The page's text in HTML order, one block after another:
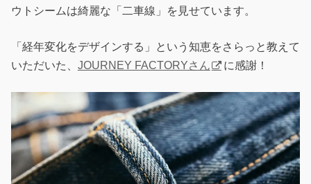
ウトシームは綺麗な「二車線」を見せています。
「経年変化をデザインする」という知恵をさらっと教えて
いただいた、 JOURNEY FACTORYさん に感謝！